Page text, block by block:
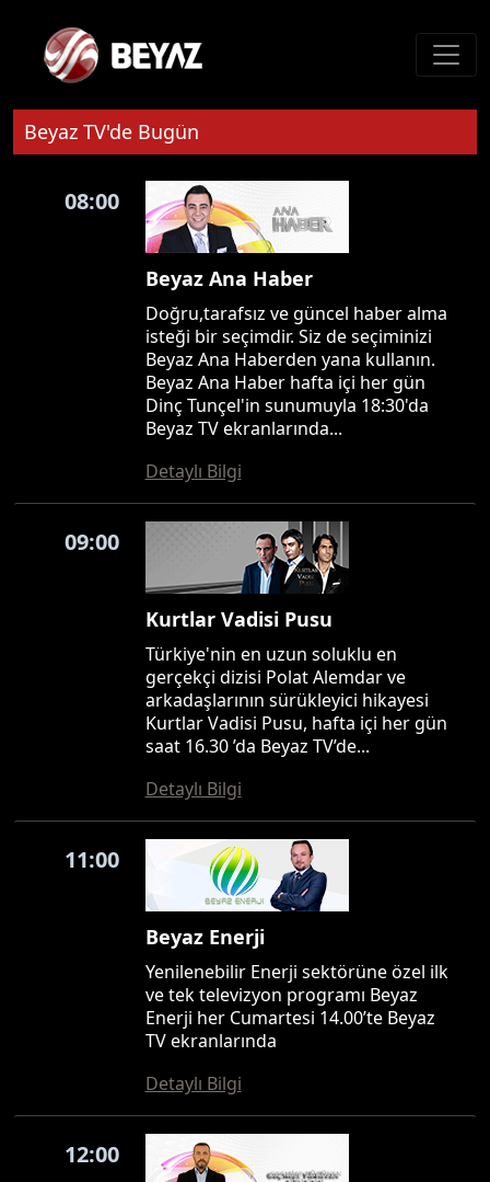
Beyaz TV'de Bugün
08:00
Beyaz Ana Haber
Doğru,tarafsız ve güncel haber alma
isteği bir seçimdir. Siz de seçiminizi
Beyaz Ana Haberden yana kullanın.
Beyaz Ana Haber hafta içi her gün
Dinç Tunçel'in sunumuyla 18:30'da
Beyaz TV ekranlarında...
Detaylı Bilgi
09:00
Kurtlar Vadisi Pusu
Türkiye'nin en uzun soluklu en
gerçekçi dizisi Polat Alemdar ve
arkadaşlarının sürükleyici hikayesi
Kurtlar Vadisi Pusu, hafta içi her gün
saat 16.30 ’da Beyaz TV’de...
Detaylı Bilgi
11:00
Beyaz Enerji
Yenilenebilir Enerji sektörüne özel ilk
ve tek televizyon programı Beyaz
Enerji her Cumartesi 14.00’te Beyaz
TV ekranlarında
Detaylı Bilgi
12:00